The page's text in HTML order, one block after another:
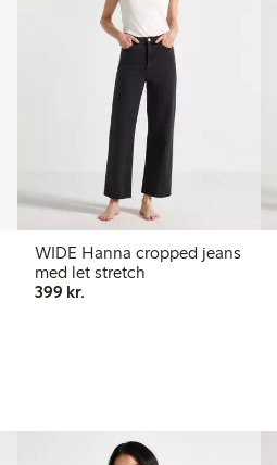
WIDE Hanna cropped jeans
med let stretch
399 kr.